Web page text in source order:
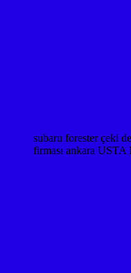
subaru forester çeki
firması ankara